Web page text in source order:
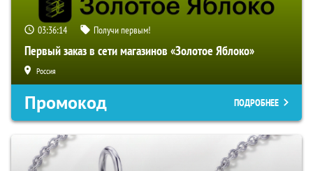
03:36:13 Получи первым!
Первый заказ в сети магазинов «Золотое Яблоко»
Россия
Промокод ПОДРОБНЕЕ